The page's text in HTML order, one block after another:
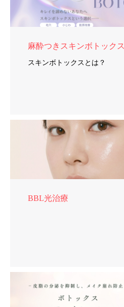
麻酔つきスキンボトックス
スキンボトックスとは？
BBL光治療